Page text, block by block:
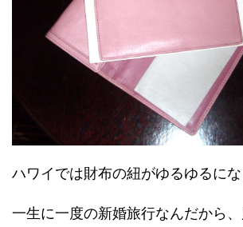
ハワイでは財布の紐がゆるゆるにな
一生に一度の新婚旅行なんだから